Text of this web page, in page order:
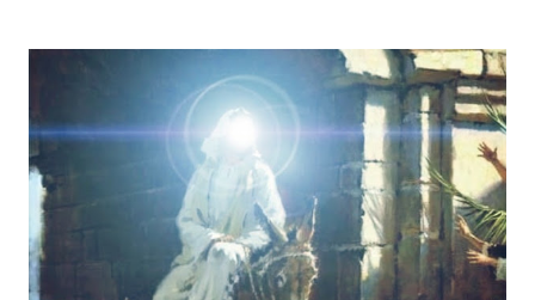
المنطقة الصدرية عندها ( الترائب ) , و لا يتكون مني الرجل من منطقته
الصدريّة أيضاً ( الصلب ) هو يتكون في الخصيتين خارج البطن بعيداً عن
منطقة الصدر !! وهذا ايضاً حديث صحيح يوضح مقصد الآية اكثر :" ماء
الرجل أبيض وماء المرأة أصفر، فإذا اجتمعا فعلا مني الرجل مني
المرأة أذكرا بإذن الله، وإذا علا مني المرأة مني الرجل أنثا بإذن الله "
صحيح مسلم ‪http://fatwa.islamweb.net/fatwa/index.php?
page=sh...